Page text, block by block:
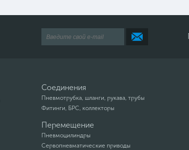
Соединения
Пневмотрубка, шланги, рукава, трубы
Фитинги, БРС, коллекторы
Перемещение
Пневмоцилиндры
Сервопневматические приводы